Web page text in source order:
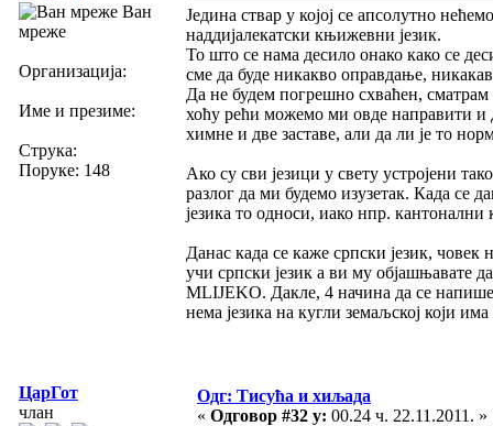
Ван
мреже
Организација:
Име и презиме:
Струка:
Поруке: 148
Једина ствар у којој се апсолутно
наддијалекатски књижевни језик.
То што се нама десило онако како се
сме да буде никакво оправдање,
Да не будем погрешно схваћен,
хоћу рећи можемо ми овде направити
химне и две заставе, али да ли је то
Ако су сви језици у свету устројени
разлог да ми будемо изузетак. Када се
језика то односи, иако нпр.
Данас када се каже српски језик, човек
учи српски језик а ви му
MLIJEKO. Дакле, 4 начина да се
нема језика на кугли земаљској који
ЦарГот
члан
Одг: Тисућа и хиљада
« Одговор #32 у: 00.24 ч. 22.11.2011. »